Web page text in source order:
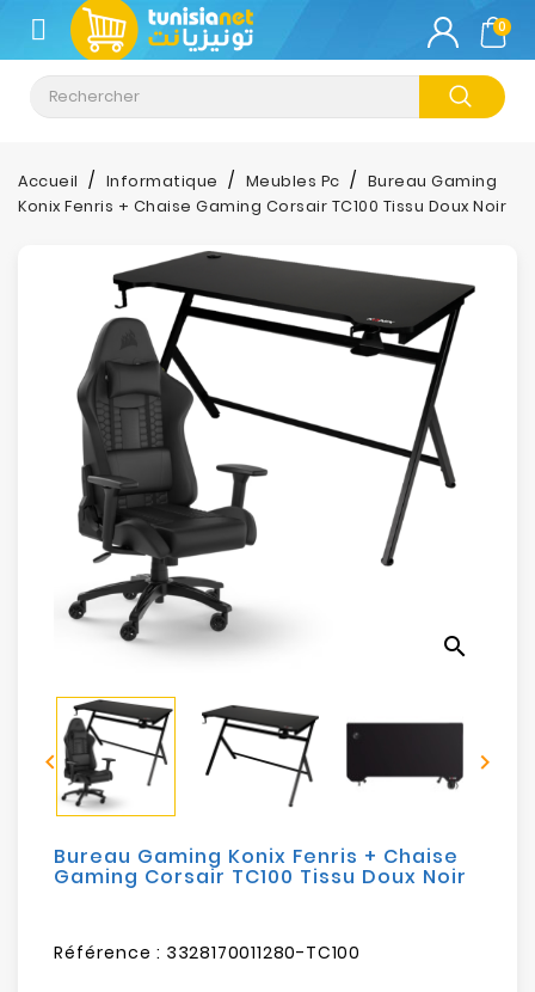
CATÉGORIE
Climatisation
Informatique
Impression
Stockage
Photos
Electroménager
Bureautique
Sécurité
Mobilités
0
Accueil Informatique Meubles Pc
Bureau Gaming
Konix Fenris + Chaise Gaming Corsair TC100 Tissu Doux Noir
search
 
Bureau Gaming Konix Fenris + Chaise
Gaming Corsair TC100 Tissu Doux Noir
Référence : 3328170011280-TC100